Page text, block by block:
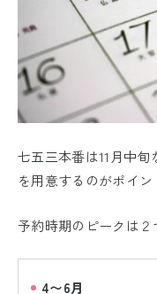
七五三本番は11月中
を用意するのがポイン
予約時期のピークは２
4〜6月